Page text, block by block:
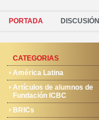
PORTADA DISCUSIÓN
CATEGORIAS
América Latina
Artículos de alumnos de
Fundación ICBC
BRICs